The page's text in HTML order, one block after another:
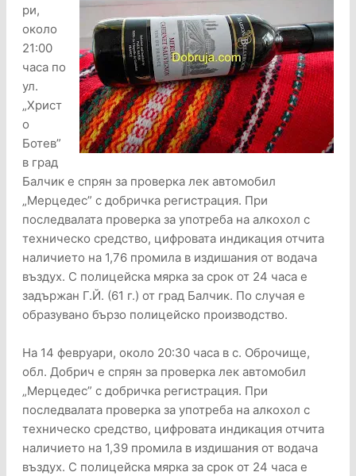
ри,
около
21:00
часа по
ул.
„Христ
о
Ботев”
в град
Балчик е спрян за проверка лек автомобил
„Мерцедес” с добричка регистрация. При
последвалата проверка за употреба на алкохол с
техническо средство, цифровата индикация отчита
наличието на 1,76 промила в издишания от водача
въздух. С полицейска мярка за срок от 24 часа е
задържан Г.Й. (61 г.) от град Балчик. По случая е
образувано бързо полицейско производство.
На 14 февруари, около 20:30 часа в с. Оброчище,
обл. Добрич е спрян за проверка лек автомобил
„Мерцедес” с добричка регистрация. При
последвалата проверка за употреба на алкохол с
техническо средство, цифровата индикация отчита
наличието на 1,39 промила в издишания от водача
въздух. С полицейска мярка за срок от 24 часа е